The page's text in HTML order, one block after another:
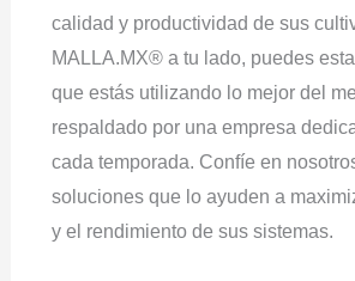
calidad y productividad de sus
MALLA.MX® a tu lado, puedes
que estás utilizando lo mejor del
respaldado por una empresa
cada temporada. Confíe en
soluciones que lo ayuden a
y el rendimiento de sus sistemas.